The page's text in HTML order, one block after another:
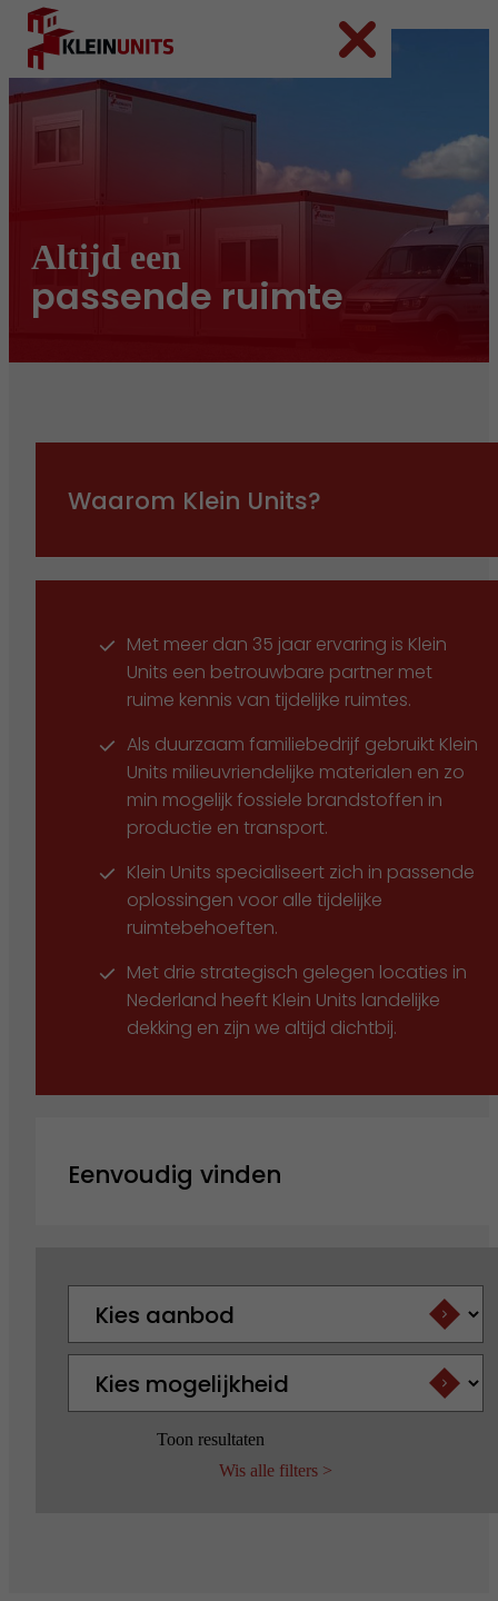
Ga naar hoofdinhoud
Altijd een
passende ruimte
Waarom Klein Units?
Met meer dan 35 jaar ervaring is Klein
Units een betrouwbare partner met
ruime kennis van tijdelijke ruimtes.
Als duurzaam familiebedrijf gebruikt Klein
Units milieuvriendelijke materialen en zo
min mogelijk fossiele brandstoffen in
productie en transport.
Klein Units specialiseert zich in passende
oplossingen voor alle tijdelijke
ruimtebehoeften.
Met drie strategisch gelegen locaties in
Nederland heeft Klein Units landelijke
dekking en zijn we altijd dichtbij.
Eenvoudig vinden
Toon resultaten
Wis alle filters >